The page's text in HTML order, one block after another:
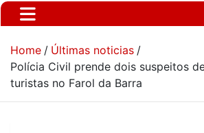
Home
Últimas noticias
Polícia Civil prende dois suspeitos
turistas no Farol da Barra